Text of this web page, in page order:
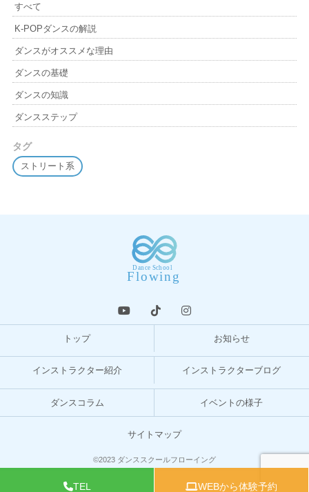
TEL WEBから体験予約
すべて
K-POPダンスの解説
ダンスがオススメな理由
ダンスの基礎
ダンスの知識
ダンスステップ
タグ
ストリート系
トップ お知らせ
インストラクター紹介 インストラクターブログ
ダンスコラム イベントの様子
サイトマップ
©2023 ダンススクールフローイング